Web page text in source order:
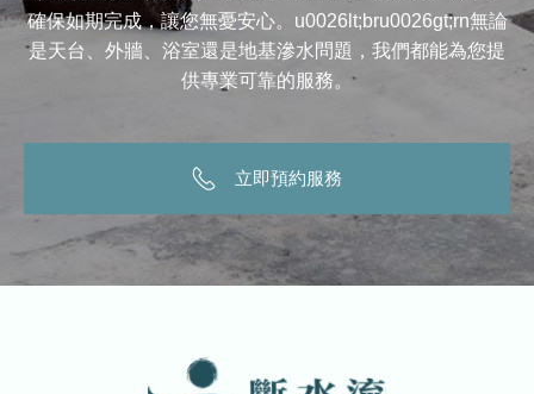
確保如期完成，讓您無憂安心。u0026lt;bru0026gt;rn無論
是天台、外牆、浴室還是地基滲水問題，我們都能為您提
供專業可靠的服務。
立即預約服務